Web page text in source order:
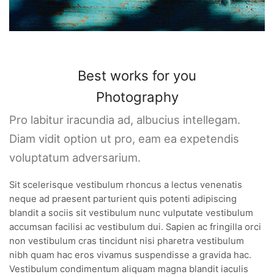
Best works for you
Photography
Pro labitur iracundia ad, albucius intellegam.
Diam vidit option ut pro, eam ea expetendis
voluptatum adversarium.
Sit scelerisque vestibulum rhoncus a lectus venenatis
neque ad praesent parturient quis potenti adipiscing
blandit a sociis sit vestibulum nunc vulputate vestibulum
accumsan facilisi ac vestibulum dui. Sapien ac fringilla orci
non vestibulum cras tincidunt nisi pharetra vestibulum
nibh quam hac eros vivamus suspendisse a gravida hac.
Vestibulum condimentum aliquam magna blandit iaculis